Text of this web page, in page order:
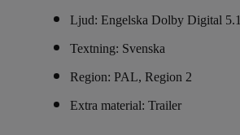
Ljud: Engelska Dolby Digital 5.1
Textning: Svenska
Region: PAL, Region 2
Extra material: Trailer